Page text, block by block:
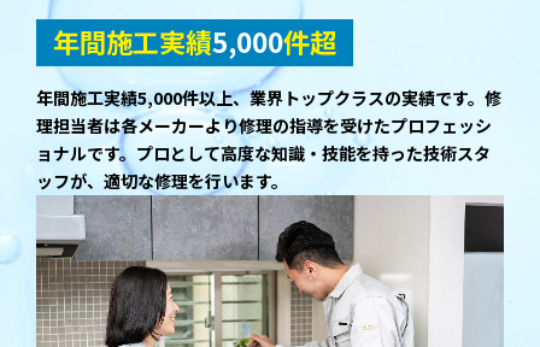
年間施工実績5,000件超
年間施工実績5,000件以上、業界トップクラスの実績です。修
理担当者は各メーカーより修理の指導を受けたプロフェッシ
ョナルです。プロとして高度な知識・技能を持った技術スタ
ッフが、適切な修理を行います。